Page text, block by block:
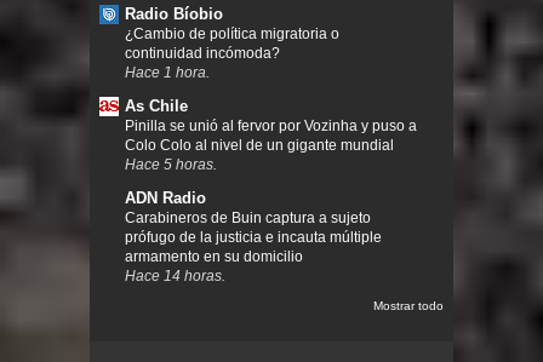
Radio Bíobio
¿Cambio de política migratoria o
continuidad incómoda?
Hace 1 hora.
As Chile
Pinilla se unió al fervor por Vozinha y puso a
Colo Colo al nivel de un gigante mundial
Hace 5 horas.
ADN Radio
Carabineros de Buin captura a sujeto
prófugo de la justicia e incauta múltiple
armamento en su domicilio
Hace 14 horas.
Mostrar todo